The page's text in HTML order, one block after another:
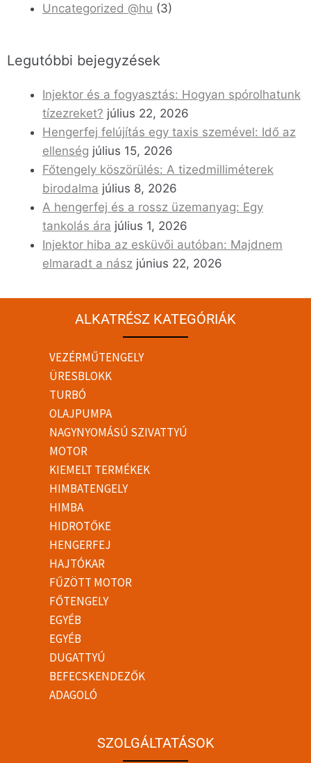
Uncategorized @hu (3)
Legutóbbi bejegyzések
Injektor és a fogyasztás: Hogyan spórolhatunk
tízezreket? július 22, 2026
Hengerfej felújítás egy taxis szemével: Idő az
ellenség július 15, 2026
Főtengely köszörülés: A tizedmilliméterek
birodalma július 8, 2026
A hengerfej és a rossz üzemanyag: Egy
tankolás ára július 1, 2026
Injektor hiba az esküvői autóban: Majdnem
elmaradt a nász június 22, 2026
ALKATRÉSZ KATEGÓRIÁK
VEZÉRMŰTENGELY
ÜRESBLOKK
TURBÓ
OLAJPUMPA
NAGYNYOMÁSÚ SZIVATTYÚ
MOTOR
KIEMELT TERMÉKEK
HIMBATENGELY
HIMBA
HIDROTŐKE
HENGERFEJ
HAJTÓKAR
FŰZÖTT MOTOR
FŐTENGELY
EGYÉB
EGYÉB
DUGATTYÚ
BEFECSKENDEZŐK
ADAGOLÓ
SZOLGÁLTATÁSOK